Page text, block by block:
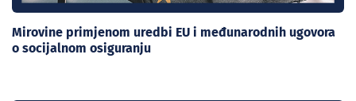
Mirovine primjenom uredbi EU i međunarodnih ugovora
o socijalnom osiguranju